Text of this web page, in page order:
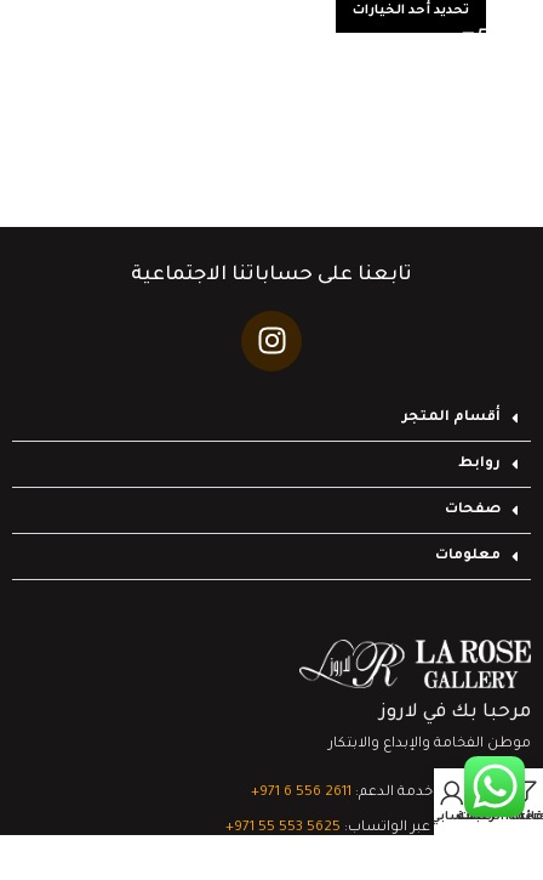
تحديد أحد الخيارات
تابعنا على حساباتنا الاجتماعية
أقسام المتجر
روابط
صفحات
معلومات
مرحبا بك في لاروز
موطن الفخامة والإبداع والابتكار
تواصل مع خدمة الدعم: ‎+971 6 556 2611
الدعم الفني عبر الواتساب: ‎+971 55 553 5625
قائمة الرغبات
0
السلةحسابي